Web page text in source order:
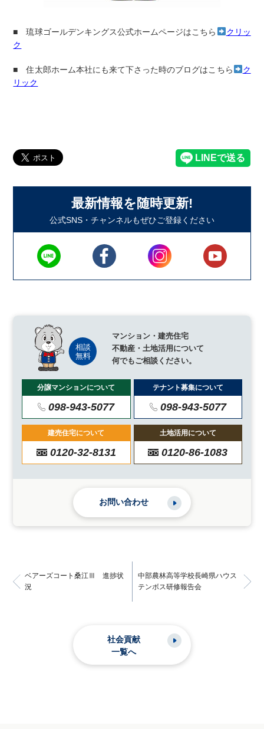
■ 琉球ゴールデンキングス公式ホームページはこちら
クリッ
ク
■ 住太郎ホーム本社にも来て下さった時のブログはこちら
ク
リック
最新情報を随時更新!
公式SNS・チャンネルもぜひご登録ください
マンション・建売住宅
不動産・土地活用について
何でもご相談ください。
分譲マンションについて
098-943-5077
テナント募集について
098-943-5077
建売住宅について
0120-32-8131
土地活用について
0120-86-1083
お問い合わせ
ベアーズコート桑江Ⅲ 進捗状
況
中部農林高等学校長崎県ハウス
テンボス研修報告会
社会貢献
一覧へ